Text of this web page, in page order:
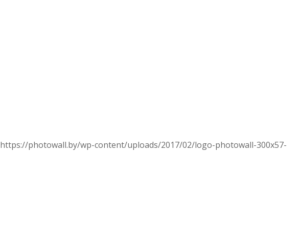
https://photowall.by/wp-content/uploads/2017/02/logo-photowall-300x57-